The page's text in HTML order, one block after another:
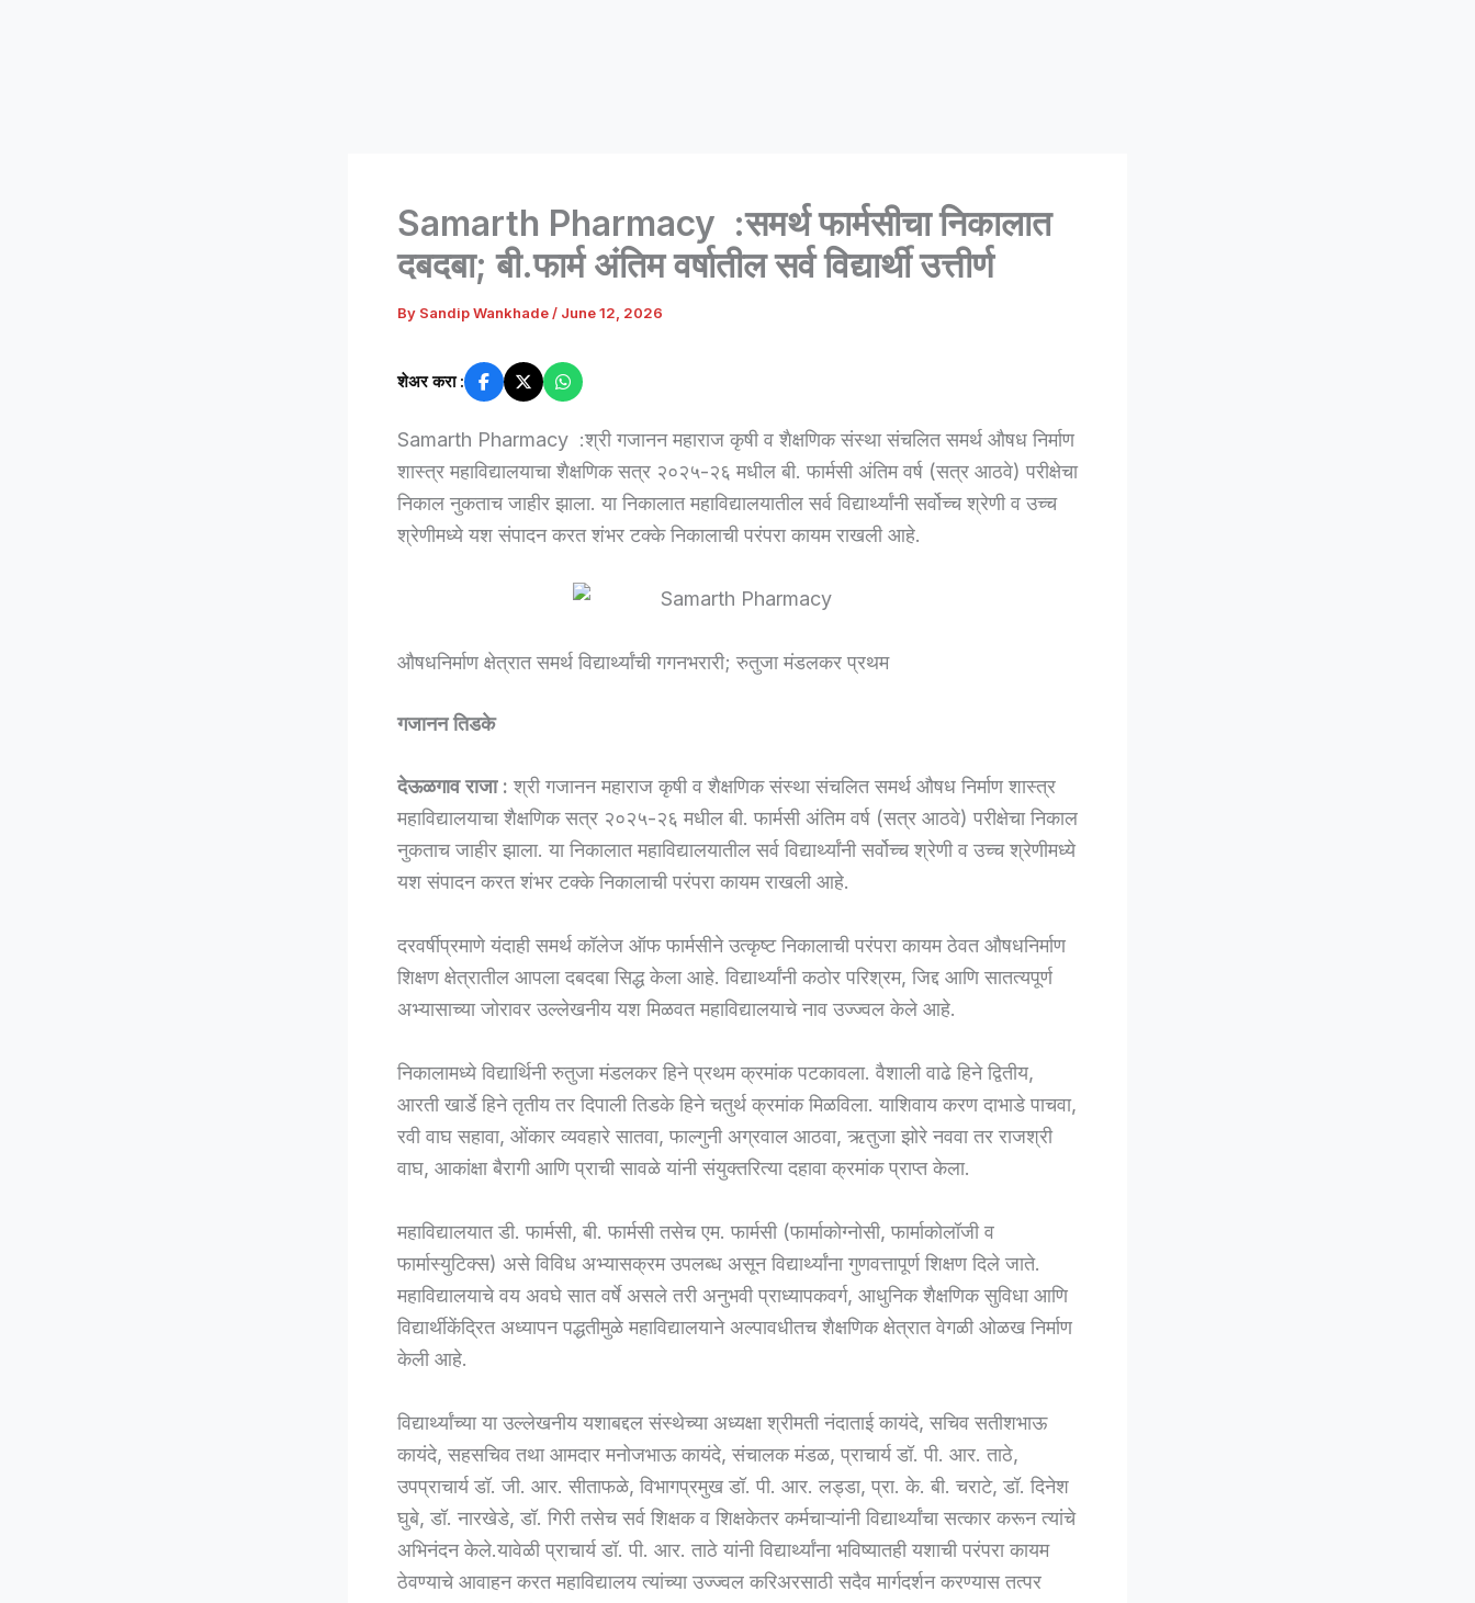
Samarth Pharmacy :समर्थ फार्मसीचा निकालात
दबदबा; बी.फार्म अंतिम वर्षातील सर्व विद्यार्थी उत्तीर्ण
By Sandip Wankhade / June 12, 2026
शेअर करा :
Samarth Pharmacy :श्री गजानन महाराज कृषी व शैक्षणिक संस्था संचलित समर्थ औषध निर्माण
शास्त्र महाविद्यालयाचा शैक्षणिक सत्र २०२५-२६ मधील बी. फार्मसी अंतिम वर्ष (सत्र आठवे) परीक्षेचा
निकाल नुकताच जाहीर झाला. या निकालात महाविद्यालयातील सर्व विद्यार्थ्यांनी सर्वोच्च श्रेणी व उच्च
श्रेणीमध्ये यश संपादन करत शंभर टक्के निकालाची परंपरा कायम राखली आहे.
औषधनिर्माण क्षेत्रात समर्थ विद्यार्थ्यांची गगनभरारी; रुतुजा मंडलकर प्रथम
गजानन तिडके
देऊळगाव राजा : श्री गजानन महाराज कृषी व शैक्षणिक संस्था संचलित समर्थ औषध निर्माण शास्त्र
महाविद्यालयाचा शैक्षणिक सत्र २०२५-२६ मधील बी. फार्मसी अंतिम वर्ष (सत्र आठवे) परीक्षेचा निकाल
नुकताच जाहीर झाला. या निकालात महाविद्यालयातील सर्व विद्यार्थ्यांनी सर्वोच्च श्रेणी व उच्च श्रेणीमध्ये
यश संपादन करत शंभर टक्के निकालाची परंपरा कायम राखली आहे.
दरवर्षीप्रमाणे यंदाही समर्थ कॉलेज ऑफ फार्मसीने उत्कृष्ट निकालाची परंपरा कायम ठेवत औषधनिर्माण
शिक्षण क्षेत्रातील आपला दबदबा सिद्ध केला आहे. विद्यार्थ्यांनी कठोर परिश्रम, जिद्द आणि सातत्यपूर्ण
अभ्यासाच्या जोरावर उल्लेखनीय यश मिळवत महाविद्यालयाचे नाव उज्ज्वल केले आहे.
निकालामध्ये विद्यार्थिनी रुतुजा मंडलकर हिने प्रथम क्रमांक पटकावला. वैशाली वाढे हिने द्वितीय,
आरती खार्डे हिने तृतीय तर दिपाली तिडके हिने चतुर्थ क्रमांक मिळविला. याशिवाय करण दाभाडे पाचवा,
रवी वाघ सहावा, ओंकार व्यवहारे सातवा, फाल्गुनी अग्रवाल आठवा, ऋतुजा झोरे नववा तर राजश्री
वाघ, आकांक्षा बैरागी आणि प्राची सावळे यांनी संयुक्तरित्या दहावा क्रमांक प्राप्त केला.
महाविद्यालयात डी. फार्मसी, बी. फार्मसी तसेच एम. फार्मसी (फार्माकोग्नोसी, फार्माकोलॉजी व
फार्मास्युटिक्स) असे विविध अभ्यासक्रम उपलब्ध असून विद्यार्थ्यांना गुणवत्तापूर्ण शिक्षण दिले जाते.
महाविद्यालयाचे वय अवघे सात वर्षे असले तरी अनुभवी प्राध्यापकवर्ग, आधुनिक शैक्षणिक सुविधा आणि
विद्यार्थीकेंद्रित अध्यापन पद्धतीमुळे महाविद्यालयाने अल्पावधीतच शैक्षणिक क्षेत्रात वेगळी ओळख निर्माण
केली आहे.
विद्यार्थ्यांच्या या उल्लेखनीय यशाबद्दल संस्थेच्या अध्यक्षा श्रीमती नंदाताई कायंदे, सचिव सतीशभाऊ
कायंदे, सहसचिव तथा आमदार मनोजभाऊ कायंदे, संचालक मंडळ, प्राचार्य डॉ. पी. आर. ताठे,
उपप्राचार्य डॉ. जी. आर. सीताफळे, विभागप्रमुख डॉ. पी. आर. लड्डा, प्रा. के. बी. चराटे, डॉ. दिनेश
घुबे, डॉ. नारखेडे, डॉ. गिरी तसेच सर्व शिक्षक व शिक्षकेतर कर्मचाऱ्यांनी विद्यार्थ्यांचा सत्कार करून त्यांचे
अभिनंदन केले.यावेळी प्राचार्य डॉ. पी. आर. ताठे यांनी विद्यार्थ्यांना भविष्यातही यशाची परंपरा कायम
ठेवण्याचे आवाहन करत महाविद्यालय त्यांच्या उज्ज्वल करिअरसाठी सदैव मार्गदर्शन करण्यास तत्पर